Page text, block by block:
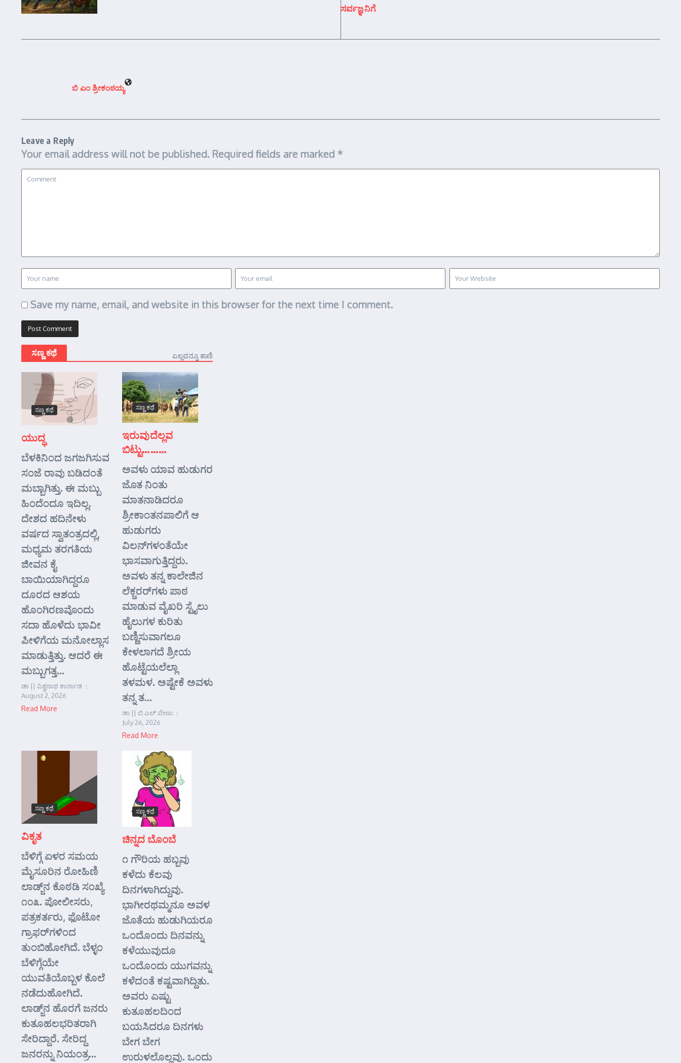
ಸರ್ವಜ್ಞನಿಗೆ
ಬಿ ಎಂ ಶ್ರೀಕಂಠಯ್ಯ
Leave a Reply
Your email address will not be published. Required fields are marked *
Save my name, email, and website in this browser for the next time I comment.
ಸಣ್ಣ ಕಥೆ ಎಲ್ಲವನ್ನೂ ಕಾಣಿ
ಸಣ್ಣ ಕಥೆ
ಯುದ್ಧ
ಬೆಳಕಿನಿಂದ ಜಗಜಗಿಸುವ
ಸಂಜೆ ರಾವು ಬಡಿದಂತೆ
ಮಬ್ಬಾಗಿತ್ತು. ಈ ಮಬ್ಬು
ಹಿಂದೆಂದೂ ಇದಿಲ್ಲ.
ದೇಶದ ಹದಿನೇಳು
ವರ್ಷದ ಸ್ವಾತಂತ್ರದಲ್ಲಿ,
ಮಧ್ಯಮ ತರಗತಿಯ
ಜೀವನ ಕೈ
ಬಾಯಿಯಾಗಿದ್ದರೂ
ದೂರದ ಆಶಯ
ಹೊಂಗಿರಣವೊಂದು
ಸದಾ ಹೊಳೆದು ಭಾವೀ
ಪೀಳಿಗೆಯ ಮನೋಲ್ಲಾಸ
ಮಾಡುತ್ತಿತ್ತು. ಆದರೆ ಈ
ಮಬ್ಬುಗತ್ತ...
ಡಾ || ವಿಶ್ವನಾಥ ಕಾರ್ನಾಡ
August 2, 2026
Read More
ಸಣ್ಣ ಕಥೆ
ಇರುವುದೆಲ್ಲವ
ಬಿಟ್ಟು………
ಅವಳು ಯಾವ ಹುಡುಗರ
ಜೊತ ನಿಂತು
ಮಾತನಾಡಿದರೂ
ಶ್ರೀಕಾಂತನಪಾಲಿಗೆ ಆ
ಹುಡುಗರು
ವಿಲನ್‌ಗಳಂತೆಯೇ
ಭಾಸವಾಗುತ್ತಿದ್ದರು.
ಅವಳು ತನ್ನ ಕಾಲೇಜಿನ
ಲೆಕ್ಚರರ್‌ಗಳು ಪಾಠ
ಮಾಡುವ ವೈಖರಿ ಸ್ಟೈಲು
ಹೈಲುಗಳ ಕುರಿತು
ಬಣ್ಣಿಸುವಾಗಲೂ
ಕೇಳಲಾಗದೆ ಶ್ರೀಯ
ಹೊಟ್ಟೆಯಲೆಲ್ಲಾ
ತಳಮಳ. ಅಷ್ಟೇಕೆ ಅವಳು
ತನ್ನ ತ...
ಡಾ || ಬಿ ಎಲ್ ವೇಣು
July 26, 2026
Read More
ಸಣ್ಣ ಕಥೆ
ವಿಕೃತ
ಬೆಳಿಗ್ಗೆ ಏಳರ ಸಮಯ
ಮೈಸೂರಿನ ರೋಹಿಣಿ
ಲಾಡ್ಜ್‌ನ ಕೊಠಡಿ ಸಂಖ್ಯೆ
೧೦೩. ಪೋಲೀಸರು,
ಪತ್ರಕರ್ತರು, ಫೊಟೋ
ಗ್ರಾಫರ್‌ಗಳಿಂದ
ತುಂಬಿಹೋಗಿದೆ. ಬೆಳ್ಳಂ
ಬೆಳಿಗ್ಗೆಯೇ
ಯುವತಿಯೊಬ್ಬಳ ಕೊಲೆ
ನಡೆದುಹೋಗಿದೆ.
ಲಾಡ್ಜ್‌ನ ಹೊರಗೆ ಜನರು
ಕುತೂಹಲಭರಿತರಾಗಿ
ಸೇರಿದ್ದಾರೆ. ಸೇರಿದ್ದ
ಜನರನ್ನು ನಿಯಂತ್ರ...
ಸಣ್ಣ ಕಥೆ
ಚಿನ್ನದ ಬೊಂಬೆ
೧ ಗೌರಿಯ ಹಬ್ಬವು
ಕಳೆದು ಕೆಲವು
ದಿನಗಳಾಗಿದ್ದುವು.
ಭಾಗೀರಥಮ್ಮನೂ ಅವಳ
ಜೊತೆಯ ಹುಡುಗಿಯರೂ
ಒಂದೊಂದು ದಿನವನ್ನು
ಕಳೆಯುವುದೂ
ಒಂದೊಂದು ಯುಗವನ್ನು
ಕಳೆದಂತೆ ಕಷ್ಟವಾಗಿದ್ದಿತು.
ಅವರು ಎಷ್ಟು
ಕುತೂಹಲದಿಂದ
ಬಯಸಿದರೂ ದಿನಗಳು
ಬೇಗ ಬೇಗ
ಉರುಳಲೊಲ್ಲವು. ಒಂದು